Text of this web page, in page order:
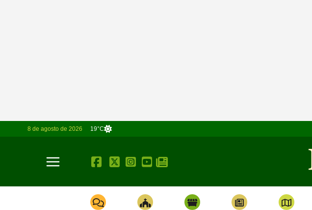
8 de agosto de 2026 19°C
Toggle navigation